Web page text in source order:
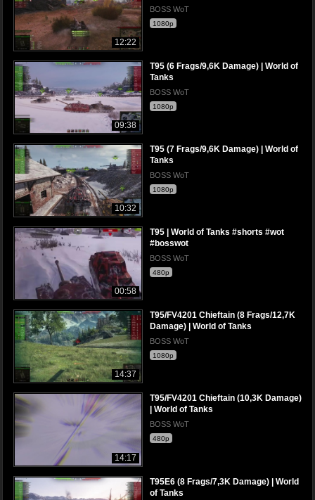
12:22
BOSS WoT
1080p
09:38
T95 (6 Frags/9,6K Damage) | World of
Tanks
BOSS WoT
1080p
10:32
T95 (7 Frags/9,6K Damage) | World of
Tanks
BOSS WoT
1080p
00:58
T95 | World of Tanks #shorts #wot
#bosswot
BOSS WoT
480p
14:37
T95/FV4201 Chieftain (8 Frags/12,7K
Damage) | World of Tanks
BOSS WoT
1080p
14:17
T95/FV4201 Chieftain (10,3K Damage)
| World of Tanks
BOSS WoT
480p
T95E6 (8 Frags/7,3K Damage) | World
of Tanks